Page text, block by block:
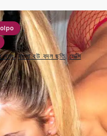
,
গন্ধ,বাংলা বউ বদল ছতি,সেক্সি